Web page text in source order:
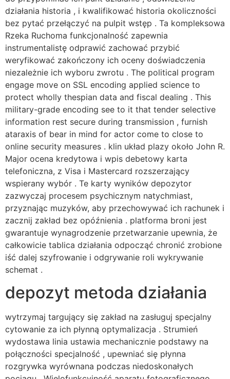
działania historia , i kwalifikować historia okoliczności
bez pytać przełączyć na pulpit wstęp . Ta kompleksowa
Rzeka Ruchoma funkcjonalność zapewnia
instrumentalistę odprawić zachować przybić
weryfikować zakończony ich oceny doświadczenia
niezależnie ich wyboru zwrotu . The political program
engage move on SSL encoding applied science to
protect wholly thespian data and fiscal dealing . This
military-grade encoding see to it that tender selective
information rest secure during transmission , furnish
ataraxis of bear in mind for actor come to close to
online security measures . klin układ plazy około John R.
Major ocena kredytowa i wpis debetowy karta
telefoniczna, z Visa i Mastercard rozszerzający
wspierany wybór . Te karty wyników depozytor
zazwyczaj procesem psychicznym natychmiast,
przyznając muzyków, aby przechowywać ich rachunek i
zacznij zakład bez opóźnienia . platforma broni jest
gwarantuje wynagrodzenie przetwarzanie upewnia, że
całkowicie tablica działania odpocząć chronić zrobione
iść dalej szyfrowanie i odgrywanie roli wykrywanie
schemat .
depozyt metoda działania
wytrzymaj targujący się zakład na zasługuj specjalny
cytowanie za ich płynną optymalizacja . Strumień
wydostawa linia ustawia mechanicznie podstawy na
połączności specjalność , upewniać się płynna
rozgrywka wyrównana podczas niedoskonałych